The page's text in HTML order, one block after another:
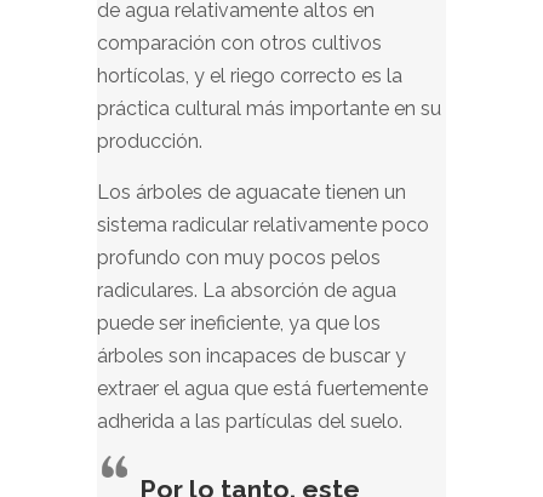
de agua relativamente altos en
comparación con otros cultivos
hortícolas, y el riego correcto es la
práctica cultural más importante en su
producción.
Los árboles de aguacate tienen un
sistema radicular relativamente poco
profundo con muy pocos pelos
radiculares. La absorción de agua
puede ser ineficiente, ya que los
árboles son incapaces de buscar y
extraer el agua que está fuertemente
adherida a las partículas del suelo.
Por lo tanto, este